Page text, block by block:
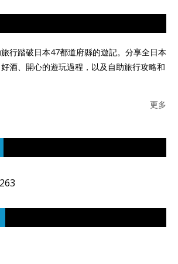
行踏破日本47都道府縣的遊記。分享全日本
酒、開心的遊玩過程，以及自助旅行攻略和
更多